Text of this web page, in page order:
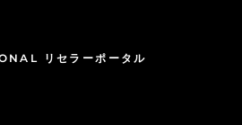
リセラーポータル